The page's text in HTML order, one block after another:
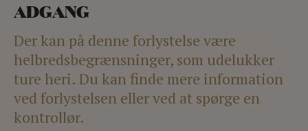
ADGANG
Der kan på denne forlystelse være
helbredsbegrænsninger, som udelukker
ture heri. Du kan finde mere information
ved forlystelsen eller ved at spørge en
kontrollør.